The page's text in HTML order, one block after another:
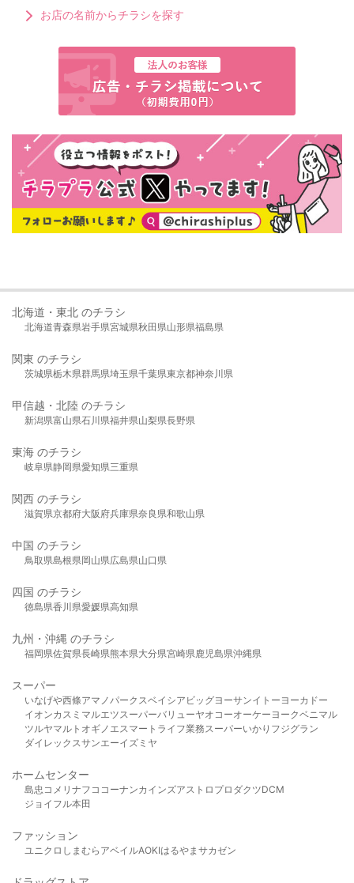
お店の名前からチラシを探す
北海道・東北 のチラシ
北海道青森県岩手県宮城県秋田県山形県福島県
関東 のチラシ
茨城県栃木県群馬県埼玉県千葉県東京都神奈川県
甲信越・北陸 のチラシ
新潟県富山県石川県福井県山梨県長野県
東海 のチラシ
岐阜県静岡県愛知県三重県
関西 のチラシ
滋賀県京都府大阪府兵庫県奈良県和歌山県
中国 のチラシ
鳥取県島根県岡山県広島県山口県
四国 のチラシ
徳島県香川県愛媛県高知県
九州・沖縄 のチラシ
福岡県佐賀県長崎県熊本県大分県宮崎県鹿児島県沖縄県
スーパー
いなげや西條アマノパークスベイシア ビッグヨーサンイトーヨーカドー
イオンカスミ マルエツスーパーバリューヤオコーオーケー ヨークベニマル
ツルヤマルト オギノ エスマート ライフ業務スーパーいかり フジグラン
ダイレックスサンエーイズミヤ
ホームセンター
島忠 コメリ ナフコ コーナンカインズアストロプロダクツDCM
ジョイフル本田
ファッション
ユニクロ しまむら アベイルAOKIはるやま サカゼン